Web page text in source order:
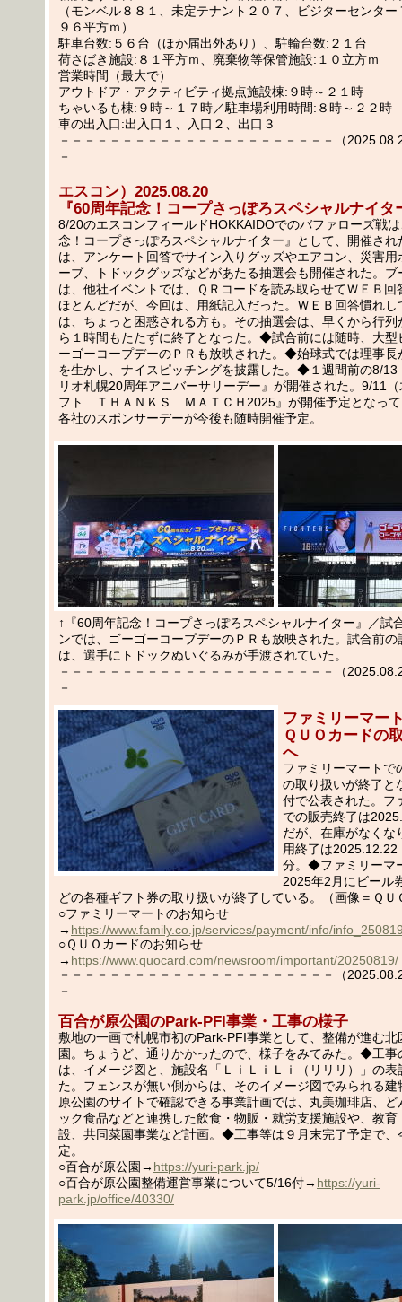
（モンベル８８１、未定テナント２０７、ビジターセンタ
９６平方ｍ）
駐車台数:５６台（ほか届出外あり）、駐輪台数:２１台
荷さばき施設:８１平方ｍ、廃棄物等保管施設:１０立方ｍ
営業時間（最大で）
アウトドア・アクティビティ拠点施設棟:９時～２１時
ちゃいるも棟:９時～１７時／駐車場利用時間:８時～２２時
車の出入口:出入口１、入口２、出口３
－－－－－－－－－－－－－－－－－－－－－－（
－
エスコン）2025.08.20
『60周年記念！コープさっぽろスペシャルナイタ
8/20のエスコンフィールドHOKKAIDOでのバファローズ戦
念！コープさっぽろスペシャルナイター』として、開催さ
は、アンケート回答でサイン入りグッズやエアコン、災害用
ーブ、トドックグッズなどがあたる抽選会も開催された。ブ
は、他社イベントでは、ＱＲコードを読み取らせてＷＥＢ回
ほとんどだが、今回は、用紙記入だった。ＷＥＢ回答慣れし
は、ちょっと困惑される方も。その抽選会は、早くから行列
ら１時間もたたずに終了となった。◆試合前には随時、大型
ーゴーコープデーのＰＲも放映された。◆始球式では理事長
を生かし、ナイスピッチングを披露した。◆１週間前の8/13
リオ札幌20周年アニバーサリーデー』が開催された。9/11
フト ＴＨＡＮＫＳ ＭＡＴＣＨ2025』が開催予定となって
各社のスポンサーデーが今後も随時開催予定。
↑『60周年記念！コープさっぽろスペシャルナイター』／試
ンでは、ゴーゴーコープデーのＰＲも放映された。試合前の
は、選手にトドックぬいぐるみが手渡されていた。
－－－－－－－－－－－－－－－－－－－－－－（
－
ファミリーマー
ＱＵＯカードの
へ
ファミリーマートで
の取り扱いが終了と
付で公表された。フ
での販売終了は
だが、在庫がなくな
用終了は2025.12.22
分。◆ファミリーマ
2025年2月にビール
どの各種ギフト券の取り扱いが終了している。（画像＝ＱＵ
○ファミリーマートのお知らせ
→ https://www.family.co.jp/services/payment/info/
○ＱＵＯカードのお知らせ
→ https://www.quocard.com/newsroom/important/20250819/
－－－－－－－－－－－－－－－－－－－－－－（
－
百合が原公園のPark-PFI事業・工事の様子
敷地の一画で札幌市初のPark-PFI事業として、整備が進む北
園。ちょうど、通りかかったので、様子をみてみた。◆工事
は、イメージ図と、施設名「ＬｉＬｉＬｉ（リリリ）」の表
た。フェンスが無い側からは、そのイメージ図でみられる
原公園のサイトで確認できる事業計画では、丸美珈琲店、
ック食品などと連携した飲食・物販・就労支援施設や、教
設、共同菜園事業など計画。◆工事等は９月末完了予定で、
定。
○百合が原公園→ https://yuri-park.jp/
○百合が原公園整備運営事業について5/16付→ https://yuri-
park.jp/office/40330/